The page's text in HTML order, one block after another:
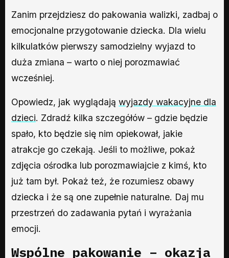
Zanim przejdziesz do pakowania walizki, zadbaj o
emocjonalne przygotowanie dziecka. Dla wielu
kilkulatków pierwszy samodzielny wyjazd to
duża zmiana – warto o niej porozmawiać
wcześniej.
Opowiedz, jak wyglądają wyjazdy wakacyjne dla
dzieci. Zdradź kilka szczegółów – gdzie będzie
spało, kto będzie się nim opiekował, jakie
atrakcje go czekają. Jeśli to możliwe, pokaż
zdjęcia ośrodka lub porozmawiajcie z kimś, kto
już tam był. Pokaż też, że rozumiesz obawy
dziecka i że są one zupełnie naturalne. Daj mu
przestrzeń do zadawania pytań i wyrażania
emocji.
Wspólne pakowanie – okazja